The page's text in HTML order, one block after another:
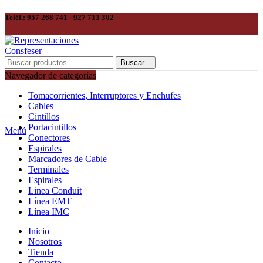
Teléf.: 957 268 741 - 927 713 302
Buscar...
Menú
Navegador de categorías
Tomacorrientes, Interruptores y Enchufes
Cables
Cintillos
Portacintillos
Conectores
Espirales
Marcadores de Cable
Terminales
Espirales
Linea Conduit
Línea EMT
Línea IMC
Inicio
Nosotros
Tienda